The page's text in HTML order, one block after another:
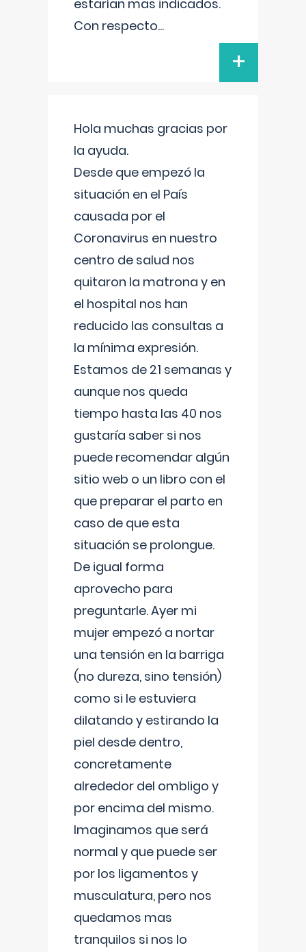
estarían mas indicados.
Con respecto...
+
Hola muchas gracias por
la ayuda.
Desde que empezó la
situación en el País
causada por el
Coronavirus en nuestro
centro de salud nos
quitaron la matrona y en
el hospital nos han
reducido las consultas a
la mínima expresión.
Estamos de 21 semanas y
aunque nos queda
tiempo hasta las 40 nos
gustaría saber si nos
puede recomendar algún
sitio web o un libro con el
que preparar el parto en
caso de que esta
situación se prolongue.
De igual forma
aprovecho para
preguntarle. Ayer mi
mujer empezó a nortar
una tensión en la barriga
(no dureza, sino tensión)
como si le estuviera
dilatando y estirando la
piel desde dentro,
concretamente
alrededor del ombligo y
por encima del mismo.
Imaginamos que será
normal y que puede ser
por los ligamentos y
musculatura, pero nos
quedamos mas
tranquilos si nos lo